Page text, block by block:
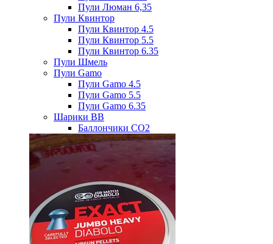
Пули Люман 6,35
Пули Квинтор
Пули Квинтор 4.5
Пули Квинтор 5.5
Пули Квинтор 6.35
Пули Шмель
Пули Gamo
Пули Gamo 4.5
Пули Gamo 5.5
Пули Gamo 6.35
Шарики BB
Баллончики CO2